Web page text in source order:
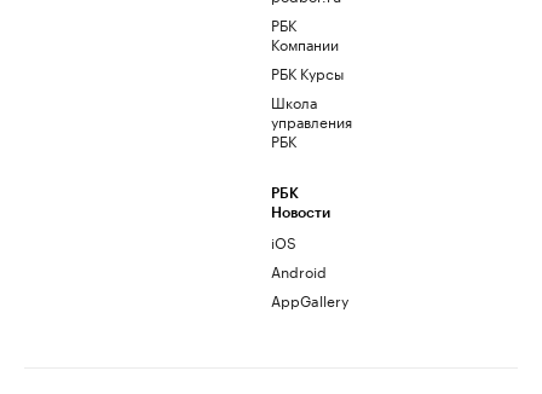
РБК
Компании
РБК Курсы
Школа
управления
РБК
РБК
Новости
iOS
Android
AppGallery